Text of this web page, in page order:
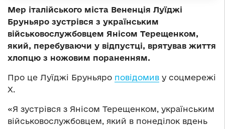
Мер італійського міста Вененція Луїджі
Бруньяро зустрівся з українським
військовослужбовцем Янісом Терещенком,
який, перебуваючи у відпустці, врятував життя
хлопцю з ножовим пораненням.
Про це Луїджі Бруньяро повідомив у соцмережі
Х.
«Я зустрівся з Янісом Терещенком, українським
військовослужбовцем, який в понеділок вдень